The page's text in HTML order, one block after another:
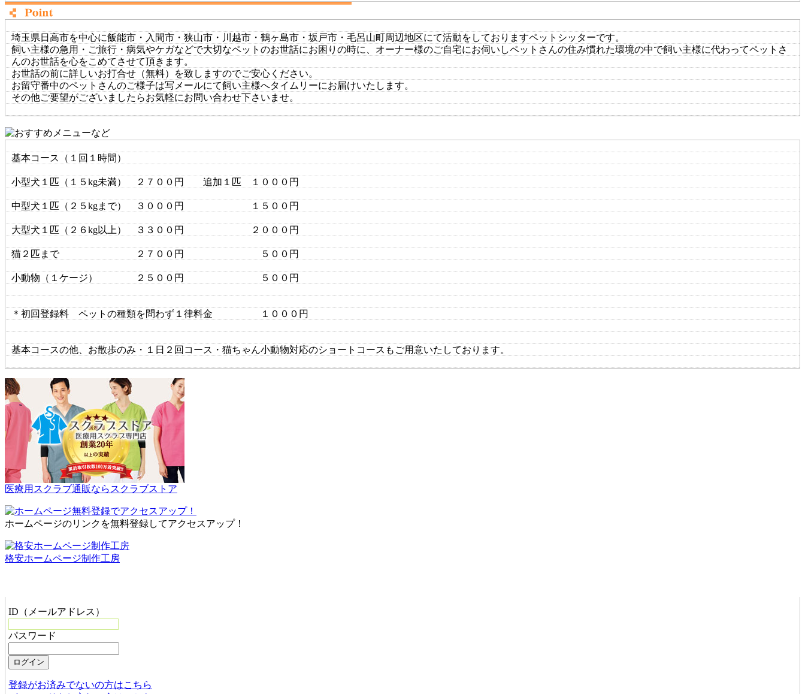
埼玉県日高市を中心に飯能市・入間市・狭山市・川越市・鶴ヶ島市・坂戸市・毛呂山町周辺地区にて活動をしておりますペットシッターです。
飼い主様の急用・ご旅行・病気やケガなどで大切なペットのお世話にお困りの時に、オーナー様のご自宅にお伺いしペットさんの住み慣れた環境の中で飼い主様に代わってペットさ
んのお世話を心をこめてさせて頂きます。
お世話の前に詳しいお打合せ（無料）を致しますのでご安心ください。
お留守番中のペットさんのご様子は写メールにて飼い主様へタイムリーにお届けいたします。
その他ご要望がございましたらお気軽にお問い合わせ下さいませ。
基本コース（１回１時間）
小型犬１匹（１５kg未満） ２７００円 追加１匹 １０００円
中型犬１匹（２５kgまで） ３０００円 １５００円
大型犬１匹（２６kg以上） ３３００円 ２０００円
猫２匹まで ２７００円 ５００円
小動物（１ケージ） ２５００円 ５００円
＊初回登録料 ペットの種類を問わず１律料金 １０００円
基本コースの他、お散歩のみ・１日２回コース・猫ちゃん小動物対応のショートコースもご用意いたしております。
医療用スクラブ通販ならスクラブストア
ホームページのリンクを無料登録してアクセスアップ！
格安ホームページ制作工房
ID（メールアドレス）
パスワード
登録がお済みでないの方はこちら